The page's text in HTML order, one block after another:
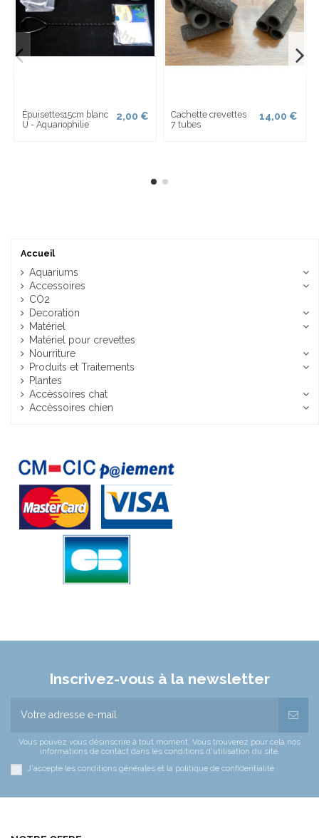
Épuisettes15cm blanc
U - Aquariophilie
2,00 €
Cachette crevettes
7 tubes
14,00 €
Accueil
Aquariums
Accessoires
CO2
Decoration
Matériel
Matériel pour crevettes
Nourriture
Produits et Traitements
Plantes
Accèssoires chat
Accèssoires chien
Inscrivez-vous à la newsletter
Vous pouvez vous désinscrire à tout moment. Vous trouverez pour cela nos
informations de contact dans les conditions d'utilisation du site.
J'accepte les conditions générales et la politique de confidentialité